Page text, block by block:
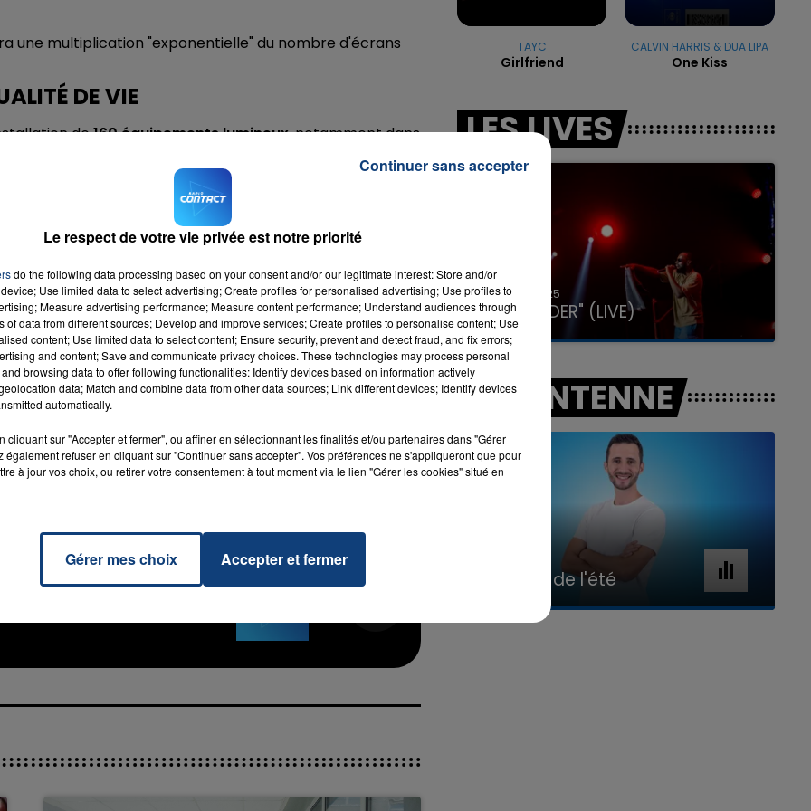
une multiplication "exponentielle" du nombre d'écrans
DE VIE
de160 équipements lumineux, notamment dans
de transports en commun.
du 5 avril 2019, les 90 communes de la Métropole
du futur
règlement local de publicité
de lutter contre la pollution visuelle issue de
énergétique.
JC Decaux et Metrobus vaà l'encontre de ce
est une démarche invasive de l’espace public par
du point de vue de laconsommation
, les écrans sollicitant de fait l’attention des usagers
sur
et
TAYC
Girlfriend
CALVIN HARRIS & DUA LIPA
One Kiss
LES LIVES
31 janvier 2025
GIMS "SPIDER" (LIVE)
A L'ANTENNE
7h00 - 11h00
La Team de l'été La Team de l'été
Le respect de votre vie privée est notre priorité
do the following data processing based on your consent and/or our legitimate interest: Store and/or
Use limited data to select advertising; Create profiles for personalised advertising; Use profiles to
Measure advertising performance; Measure content performance; Understand audiences through
of data from different sources; Develop and improve services; Create profiles to personalise content; Use
content; Use limited data to select content; Ensure security, prevent and detect fraud, and fix errors;
and content; Save and communicate privacy choices. These technologies may process personal
browsing data to offer following functionalities: Identify devices based on information actively
data; Match and combine data from other data sources; Link different devices; Identify devices
automatically.
cliquant sur "Accepter et fermer", ou affiner en sélectionnant les finalités et/ou partenaires dans "Gérer
également refuser en cliquant sur "Continuer sans accepter". Vos préférences ne s'appliqueront que pour
à jour vos choix, ou retirer votre consentement à tout moment via le lien "Gérer les cookies" situé en
Gérer mes choix Accepter et fermer
Continuer sans accepter